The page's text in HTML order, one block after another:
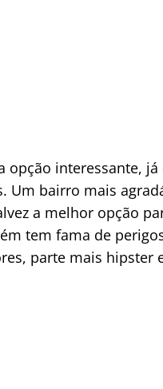
opção interessante,
bairro mais
a melhor opção
tem fama de
parte mais